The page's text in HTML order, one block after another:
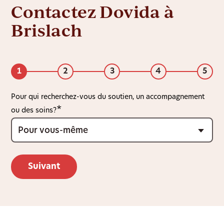
Contactez Dovida à
Brislach
1 2 3 4 5
Pour qui recherchez-vous du soutien, un accompagnement
ou des soins?